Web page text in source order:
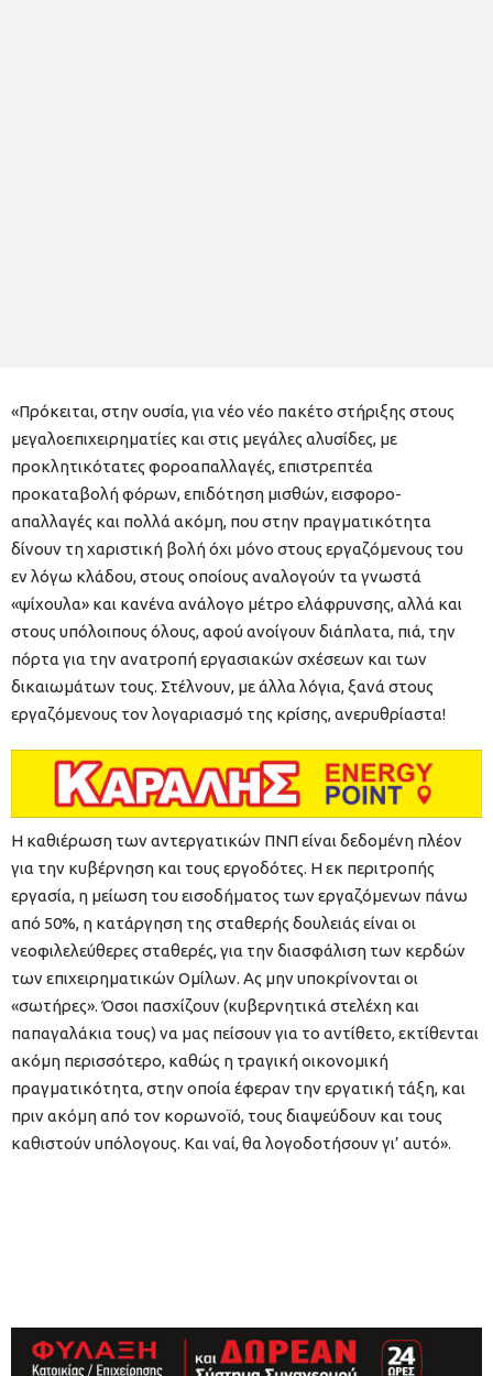
«Πρόκειται, στην ουσία, για νέο νέο πακέτο στήριξης στους
μεγαλοεπιχειρηματίες και στις μεγάλες αλυσίδες, με
προκλητικότατες φοροαπαλλαγές, επιστρεπτέα
προκαταβολή φόρων, επιδότηση μισθών, εισφορο-
απαλλαγές και πολλά ακόμη, που στην πραγματικότητα
δίνουν τη χαριστική βολή όχι μόνο στους εργαζόμενους του
εν λόγω κλάδου, στους οποίους αναλογούν τα γνωστά
«ψίχουλα» και κανένα ανάλογο μέτρο ελάφρυνσης, αλλά και
στους υπόλοιπους όλους, αφού ανοίγουν διάπλατα, πιά, την
πόρτα για την ανατροπή εργασιακών σχέσεων και των
δικαιωμάτων τους. Στέλνουν, με άλλα λόγια, ξανά στους
εργαζόμενους τον λογαριασμό της κρίσης, ανερυθρίαστα!
Η καθιέρωση των αντεργατικών ΠΝΠ είναι δεδομένη πλέον
για την κυβέρνηση και τους εργοδότες. Η εκ περιτροπής
εργασία, η μείωση του εισοδήματος των εργαζόμενων πάνω
από 50%, η κατάργηση της σταθερής δουλειάς είναι οι
νεοφιλελεύθερες σταθερές, για την διασφάλιση των κερδών
των επιχειρηματικών Ομίλων. Ας μην υποκρίνονται οι
«σωτήρες». Όσοι πασχίζουν (κυβερνητικά στελέχη και
παπαγαλάκια τους) να μας πείσουν για το αντίθετο, εκτίθενται
ακόμη περισσότερο, καθώς η τραγική οικονομική
πραγματικότητα, στην οποία έφεραν την εργατική τάξη, και
πριν ακόμη από τον κορωνοϊό, τους διαψεύδουν και τους
καθιστούν υπόλογους. Και ναί, θα λογοδοτήσουν γι’ αυτό».